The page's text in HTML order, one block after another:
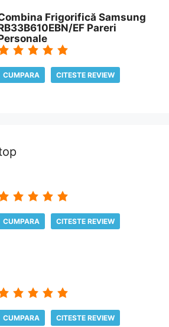
Frigorifică Samsung
EF Pareri
CUMPARA CITESTE REVIEW
CUMPARA CITESTE REVIEW
CUMPARA CITESTE REVIEW